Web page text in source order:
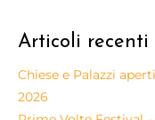
Articoli recenti
Chiese e Palazzi
2026